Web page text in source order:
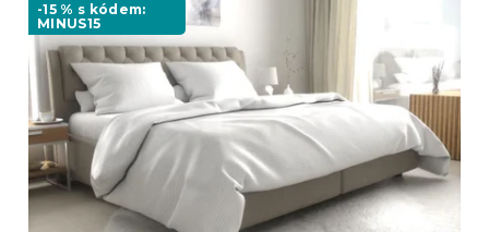
-15 % s kódem:
MINUS15